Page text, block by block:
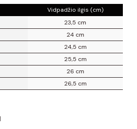
Vidpadžio ilgis (cm)
23,5 cm
24 cm
24,5 cm
25,5 cm
26 cm
26,5 cm